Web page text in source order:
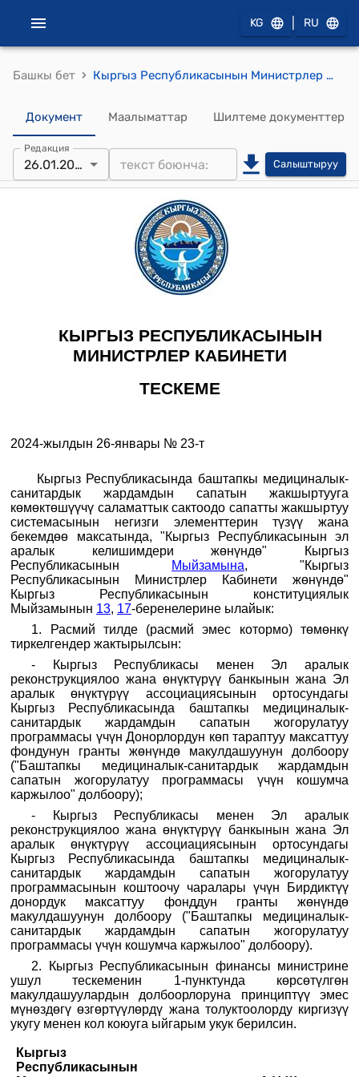
KG RU
Башкы бет › Кыргыз Республикасынын Министрлер Кабинетинин 2024-жылдын 26-январындагы № 23-т (Кыргыз Республикасы менен Эл аралык реконструкциялоо жана өнүктүрүү банкынын жана Эл аралык өнүктүрүү ассоциациясынын ортосундагы Кыргыз Республикасында баштапкы медициналык-санитардык жардамдын сапатын жогорулатуу программасы үчүн Донорлордун көп тараптуу максаттуу фондунун гранты жөнүндө макулдашуунун долбоорун жана Кыргыз Республикасы менен Эл аралык реконструкциялоо жана өнүктүрүү банкынын жана Эл аралык өнүктүрүү ассоциациясынын ортосундагы Кыргыз Республикасында баштапкы медициналык-санитардык жардамдын сапатын жогорулатуу программасынын коштоочу чаралары үчүн Бирдиктүү донордук максаттуу фонддун гранты жөнүндө макулдашуунун долбоорун жактыруу тууралуу) тескемеси
Документ Маалыматтар Шилтеме документтер
Редакция
26.01.2024 Салыштыруу